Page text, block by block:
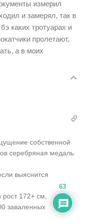
измерил
и замерял, так в
каких тротуарах и
пролетают,
а в моих
собственной
серебряная медаль
выяснится
рост 172+ см,
заваленных
63